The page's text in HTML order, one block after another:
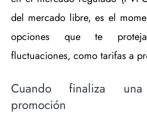
del mercado libre, es el
opciones que te
fluctuaciones, como tarifas a
Cuando finaliza
promoción